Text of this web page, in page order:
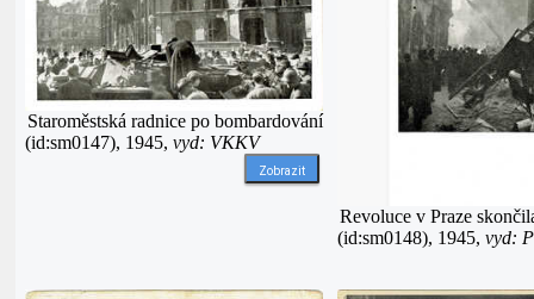
Staroměstská radnice po bombardování
(id:sm0147), 1945, vyd: VKKV
Zobrazit
Revoluce v Praze
(id:sm0148), 1945, vyd: